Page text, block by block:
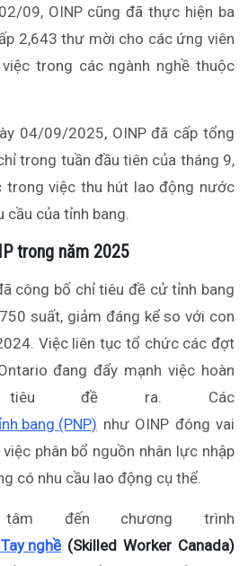
09, OINP cũng đã thực hiện ba
2,643 thư mời cho các ứng viên
trong các ngành nghề thuộc
04/09/2025, OINP đã cấp tổng
trong tuần đầu tiên của tháng 9,
việc thu hút lao động nước
cầu của tỉnh bang.
trong năm 2025
công bố chỉ tiêu đề cử tỉnh bang
suất, giảm đáng kể so với con
Việc liên tục tổ chức các đợt
đang đẩy mạnh việc hoàn
tiêu đề ra. Các
bang (PNP) như OINP đóng vai
phân bổ nguồn nhân lực nhập
có nhu cầu lao động cụ thể.
tâm đến chương trình
nghề (Skilled Worker Canada)